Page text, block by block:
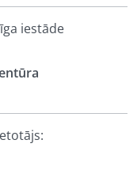
iestāde